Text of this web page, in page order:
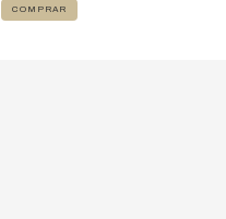
COMPRAR